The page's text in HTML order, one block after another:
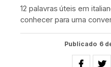
12 palavras úteis em
conhecer para uma
Publicado 6